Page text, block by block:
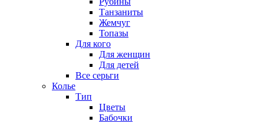
Танзаниты
Жемчуг
Топазы
Для кого
Для женщин
Для детей
Все серьги
Колье
Тип
Цветы
Бабочки